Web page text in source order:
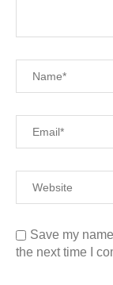
Save my
the next time I